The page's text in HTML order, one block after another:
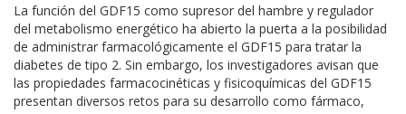
La función del GDF15 como supresor del hambre y regulador
del metabolismo energético ha abierto la puerta a la posibilidad
de administrar farmacológicamente el GDF15 para tratar la
diabetes de tipo 2. Sin embargo, los investigadores avisan que
las propiedades farmacocinéticas y fisicoquímicas del GDF15
presentan diversos retos para su desarrollo como fármaco,